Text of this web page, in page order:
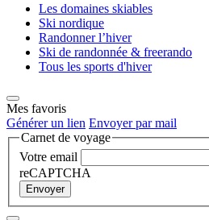
Les domaines skiables
Ski nordique
Randonner l’hiver
Ski de randonnée & freerando
Tous les sports d'hiver
Mes favoris
Générer un lien Envoyer par mail
Carnet de voyage
Votre email
reCAPTCHA
Envoyer